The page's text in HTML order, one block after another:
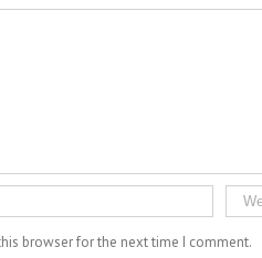
browser for the next time I comment.